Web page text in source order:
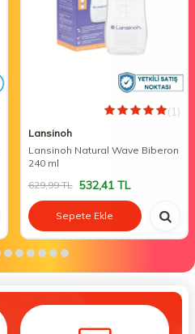
(1)
Lansinoh
Lansinoh Natural Wave Biberon
240 ml
629,99TL 532,41TL
Sepete Ekle